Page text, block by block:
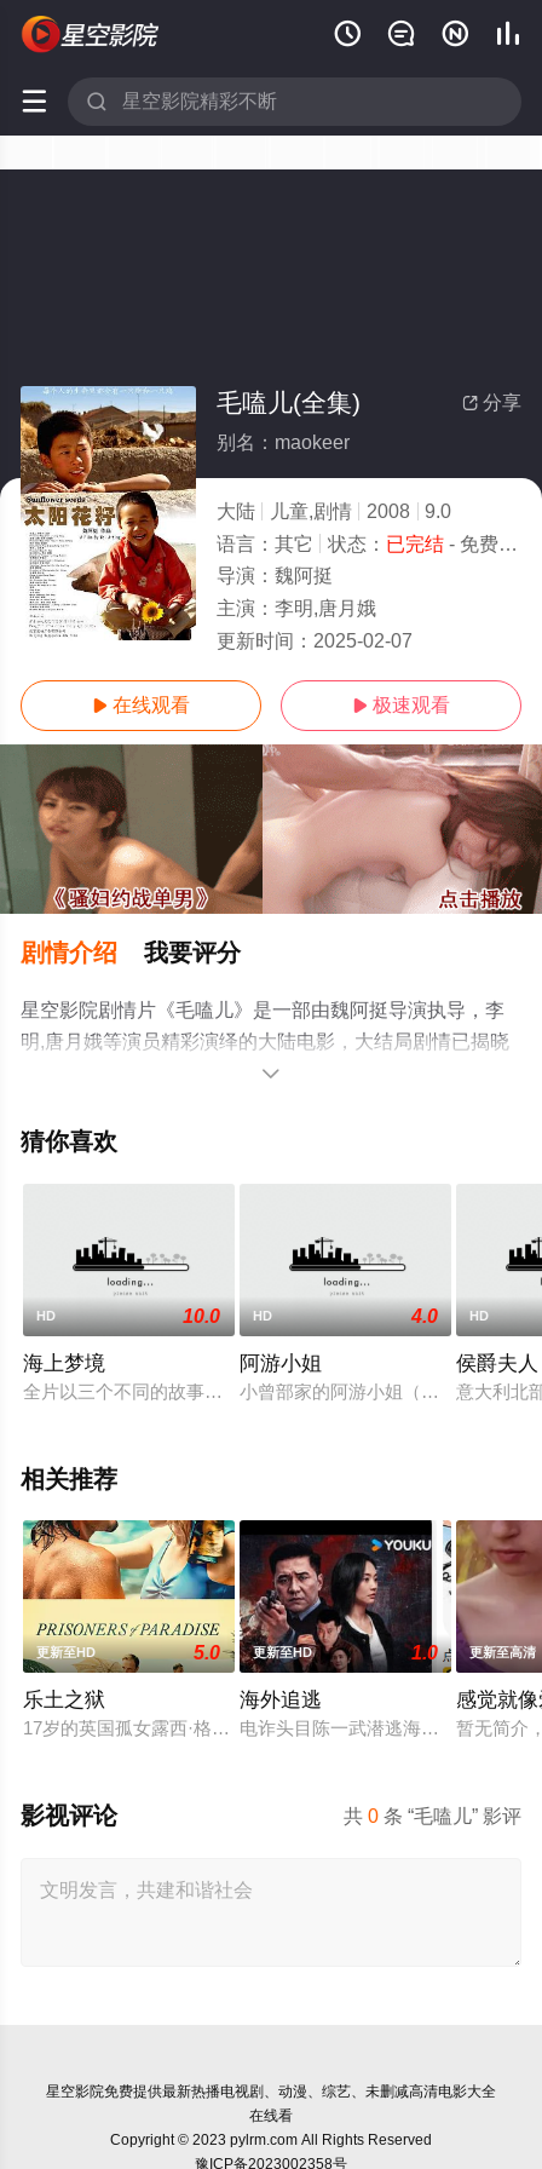
   
 
已完结/全集
 分享
毛嗑儿(全集)
别名：maokeer
大陆 儿童,剧情 2008
9.0
语言： 其它 状态： 已完结- 免费在线观看
导演： 魏阿挺
主演： 李明,唐月娥
更新时间： 2025-02-07
 在线观看  极速观看
剧情介绍 我要评分
星空影院剧情片《毛嗑儿》是一部由魏阿挺导演执导，李
明,唐月娥等演员精彩演绎的大陆电影，大结局剧情已揭晓
（已完结），手机免费在线观看高清无删减完整版电影大
视猫或剧情网等平台了解。

猜你喜欢
HD 10.0
海上梦境
全片以三个不同的故事，分别讲述了三个不同年龄和时代背景
HD 4.0
阿游小姐
小曾部家的阿游小姐（田中绢代饰）
HD
侯爵夫人
意大利北
相关推荐
更新至HD 5.0
乐土之狱
17岁的英国孤女露西·格拉德威尔失去双亲后，遵照遗嘱漂洋过
更新至HD 1.0
海外追逃
电诈头目陈一武潜逃海外实施诈骗犯
更新至高清
感觉就
暂无简介
共0 条 “毛嗑儿” 影评
影视评论
星空影院免费提供最新热播电视剧、动漫、综艺、未删减高清电影大全
在线看
Copyright © 2023 pylrm.com All Rights Reserved
豫ICP备2023002358号